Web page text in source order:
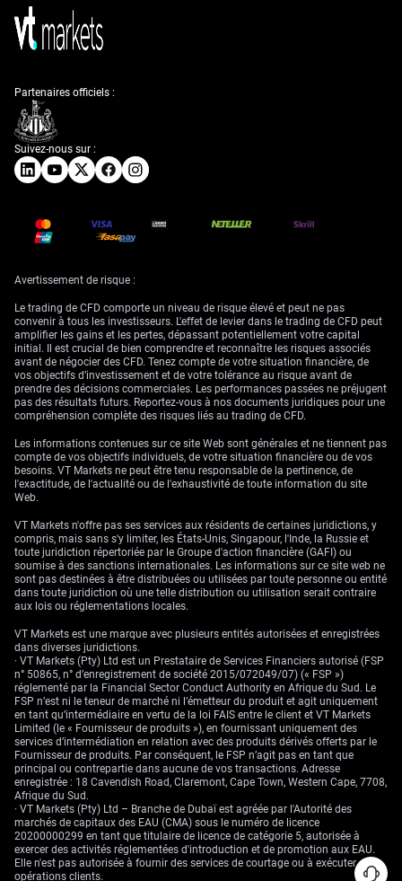
Suivez-nous sur :
Partenaires officiels :
Avertissement de risque :
Le trading de CFD comporte un niveau de risque élevé et peut ne pas
convenir à tous les investisseurs. L'effet de levier dans le trading de CFD peut
amplifier les gains et les pertes, dépassant potentiellement votre capital
initial. Il est crucial de bien comprendre et reconnaître les risques associés
avant de négocier des CFD. Tenez compte de votre situation financière, de
vos objectifs d’investissement et de votre tolérance au risque avant de
prendre des décisions commerciales. Les performances passées ne préjugent
pas des résultats futurs. Reportez-vous à nos documents juridiques pour une
compréhension complète des risques liés au trading de CFD.
Les informations contenues sur ce site Web sont générales et ne tiennent pas
compte de vos objectifs individuels, de votre situation financière ou de vos
besoins. VT Markets ne peut être tenu responsable de la pertinence, de
l'exactitude, de l'actualité ou de l'exhaustivité de toute information du site
Web.
VT Markets n'offre pas ses services aux résidents de certaines juridictions, y
compris, mais sans s'y limiter, les États-Unis, Singapour, l'Inde, la Russie et
toute juridiction répertoriée par le Groupe d'action financière (GAFI) ou
soumise à des sanctions internationales. Les informations sur ce site web ne
sont pas destinées à être distribuées ou utilisées par toute personne ou entité
dans toute juridiction où une telle distribution ou utilisation serait contraire
aux lois ou réglementations locales.
VT Markets est une marque avec plusieurs entités autorisées et enregistrées
dans diverses juridictions.
· VT Markets (Pty) Ltd est un Prestataire de Services Financiers autorisé (FSP
n° 50865, n° d’enregistrement de société 2015/072049/07) (« FSP »)
réglementé par la Financial Sector Conduct Authority en Afrique du Sud. Le
FSP n’est ni le teneur de marché ni l’émetteur du produit et agit uniquement
en tant qu’intermédiaire en vertu de la loi FAIS entre le client et VT Markets
Limited (le « Fournisseur de produits »), en fournissant uniquement des
services d’intermédiation en relation avec des produits dérivés offerts par le
Fournisseur de produits. Par conséquent, le FSP n’agit pas en tant que
principal ou contrepartie dans aucune de vos transactions. Adresse
enregistrée : 18 Cavendish Road, Claremont, Cape Town, Western Cape, 7708,
Afrique du Sud.
· VT Markets (Pty) Ltd – Branche de Dubaï est agréée par l'Autorité des
marchés de capitaux des EAU (CMA) sous le numéro de licence
20200000299 en tant que titulaire de licence de catégorie 5, autorisée à
exercer des activités réglementées d'introduction et de promotion aux EAU.
Elle n'est pas autorisée à fournir des services de courtage ou à exécuter des
opérations clients.